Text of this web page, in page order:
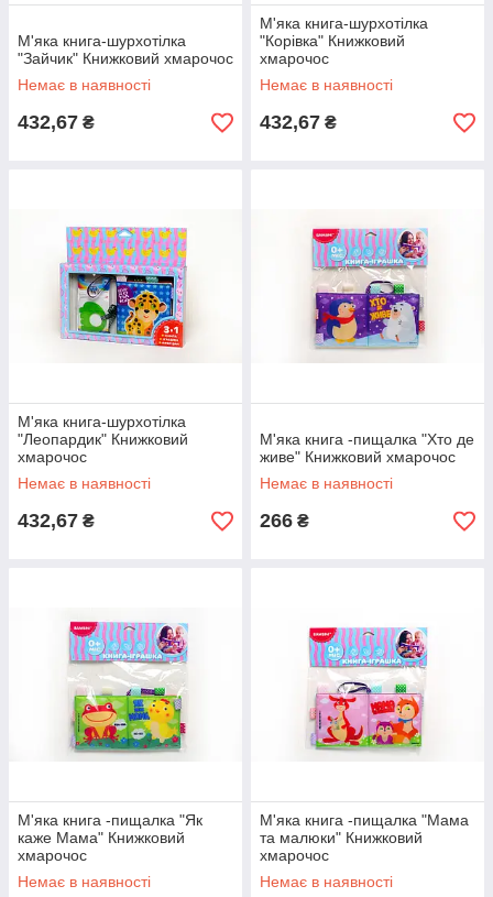
М'яка книга-шурхотілка
"Зайчик" Книжковий хмарочос
Немає в наявності
432,67 ₴
М'яка книга-шурхотілка
"Корівка" Книжковий
хмарочос
Немає в наявності
432,67 ₴
М'яка книга-шурхотілка
"Леопардик" Книжковий
хмарочос
Немає в наявності
432,67 ₴
М'яка книга -пищалка "Хто де
живе" Книжковий хмарочос
Немає в наявності
266 ₴
М'яка книга -пищалка "Як
каже Мама" Книжковий
хмарочос
Немає в наявності
М'яка книга -пищалка "Мама
та малюки" Книжковий
хмарочос
Немає в наявності